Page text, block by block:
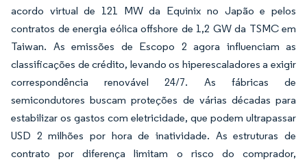
acordo virtual de 121 MW da Equinix no Japão e pelos
contratos de energia eólica offshore de 1,2 GW da TSMC em
Taiwan. As emissões de Escopo 2 agora influenciam as
classificações de crédito, levando os hiperescaladores a exigir
correspondência renovável 24/7. As fábricas de
semicondutores buscam proteções de várias décadas para
estabilizar os gastos com eletricidade, que podem ultrapassar
USD 2 milhões por hora de inatividade. As estruturas de
contrato por diferença limitam o risco do comprador,